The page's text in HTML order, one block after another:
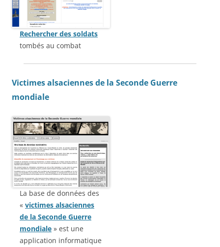
Rechercher des soldats
tombés au combat
Victimes alsaciennes de la Seconde Guerre
mondiale
La base de données des
« victimes alsaciennes
de la Seconde Guerre
mondiale » est une
application informatique